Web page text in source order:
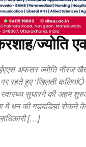
ज्योति
अफसर ज्योति नीरज
रहते हुए ‘खिलती
सुधारने की अहम
में धन की गड़बडिय़ां
[…]